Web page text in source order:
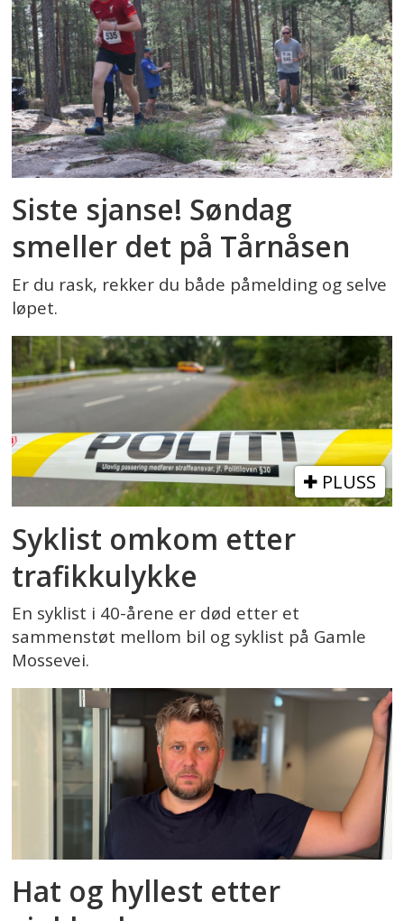
Siste sjanse! Søndag
smeller det på Tårnåsen
Er du rask, rekker du både påmelding og selve
løpet.
PLUSS
Syklist omkom etter
trafikkulykke
En syklist i 40-årene er død etter et
sammenstøt mellom bil og syklist på Gamle
Mossevei.
Hat og hyllest etter